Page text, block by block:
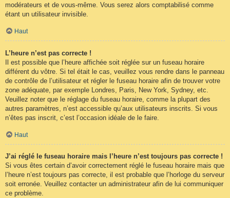
modérateurs et de vous-même. Vous serez alors comptabilisé comme
étant un utilisateur invisible.
Haut
L’heure n’est pas correcte !
Il est possible que l’heure affichée soit réglée sur un fuseau horaire
différent du vôtre. Si tel était le cas, veuillez vous rendre dans le panneau
de contrôle de l’utilisateur et régler le fuseau horaire afin de trouver votre
zone adéquate, par exemple Londres, Paris, New York, Sydney, etc.
Veuillez noter que le réglage du fuseau horaire, comme la plupart des
autres paramètres, n’est accessible qu’aux utilisateurs inscrits. Si vous
n’êtes pas inscrit, c’est l’occasion idéale de le faire.
Haut
J’ai réglé le fuseau horaire mais l’heure n’est toujours pas correcte !
Si vous êtes certain d’avoir correctement réglé le fuseau horaire mais que
l’heure n’est toujours pas correcte, il est probable que l’horloge du serveur
soit erronée. Veuillez contacter un administrateur afin de lui communiquer
ce problème.